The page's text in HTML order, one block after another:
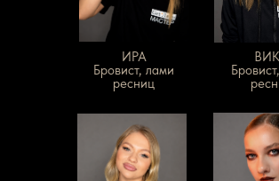
ИРА
Бровист, лами
ресниц